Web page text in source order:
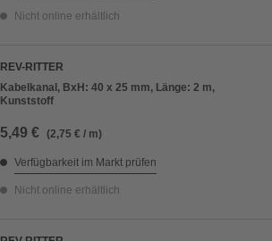
Nicht online erhältlich
REV-RITTER
Kabelkanal, BxH: 40 x 25 mm, Länge: 2 m,
Kunststoff
5,49 € (2,75 € / m)
Verfügbarkeit im Markt prüfen
Nicht online erhältlich